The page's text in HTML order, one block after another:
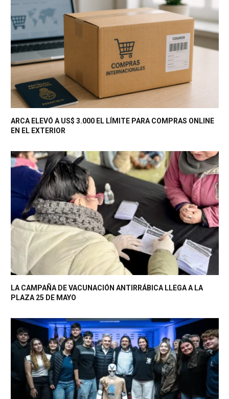
ARCA ELEVÓ A US$ 3.000 EL LÍMITE PARA COMPRAS ONLINE
EN EL EXTERIOR
LA CAMPAÑA DE VACUNACIÓN ANTIRRÁBICA LLEGA A LA
PLAZA 25 DE MAYO